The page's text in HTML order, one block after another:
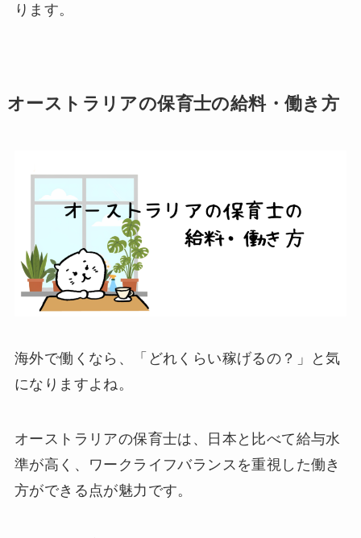
ります。
オーストラリアの保育士の給料・働き方
海外で働くなら、「どれくらい稼げるの？」と気
になりますよね。
オーストラリアの保育士は、日本と比べて給与水
準が高く、ワークライフバランスを重視した働き
方ができる点が魅力です。